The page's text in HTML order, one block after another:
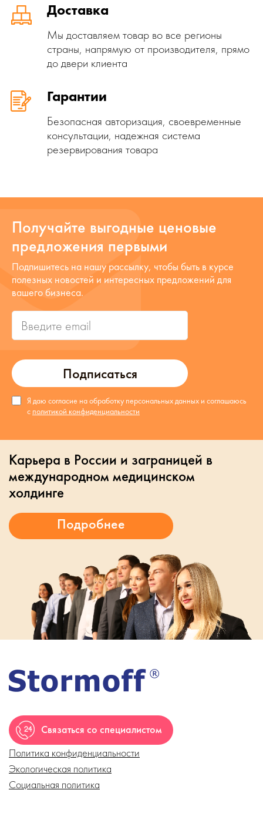
Доставка
Мы доставляем товар во все регионы
страны, напрямую от производителя, прямо
до двери клиента
Гарантии
Безопасная авторизация, своевременные
консультации, надежная система
резервирования товара
Получайте выгодные ценовые
предложения первыми
Подписаться
Подпишитесь на нашу рассылку, чтобы быть в курсе
полезных новостей и интересных предложений для
вашего бизнеса.
Я даю согласие на обработку персональных данных и соглашаюсь
с политикой конфиденциальности
Карьера в России и заграницей в
международном медицинском
холдинге
Связаться со специалистом
Политика конфиденциальности
Экологическая политика
Социальная политика